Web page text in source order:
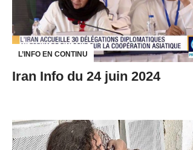
L’INFO EN CONTINU
Iran Info du 24 juin 2024